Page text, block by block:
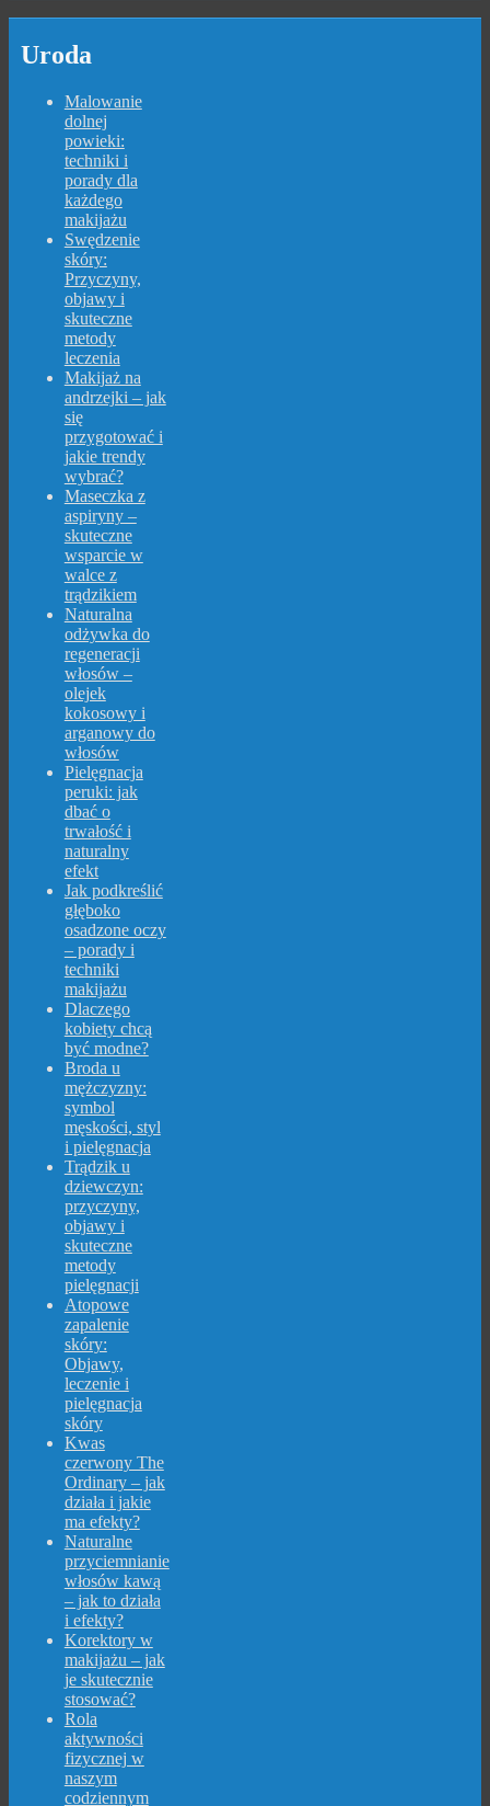
Uroda
Malowanie
dolnej
powieki:
techniki i
porady dla
każdego
makijażu
Swędzenie
skóry:
Przyczyny,
objawy i
skuteczne
metody
leczenia
Makijaż na
andrzejki – jak
się
przygotować i
jakie trendy
wybrać?
Maseczka z
aspiryny –
skuteczne
wsparcie w
walce z
trądzikiem
Naturalna
odżywka do
regeneracji
włosów –
olejek
kokosowy i
arganowy do
włosów
Pielęgnacja
peruki: jak
dbać o
trwałość i
naturalny
efekt
Jak podkreślić
głęboko
osadzone oczy
– porady i
techniki
makijażu
Dlaczego
kobiety chcą
być modne?
Broda u
mężczyzny:
symbol
męskości, styl
i pielęgnacja
Trądzik u
dziewczyn:
przyczyny,
objawy i
skuteczne
metody
pielęgnacji
Atopowe
zapalenie
skóry:
Objawy,
leczenie i
pielęgnacja
skóry
Kwas
czerwony The
Ordinary – jak
działa i jakie
ma efekty?
Naturalne
przyciemnianie
włosów kawą
– jak to działa
i efekty?
Korektory w
makijażu – jak
je skutecznie
stosować?
Rola
aktywności
fizycznej w
naszym
codziennym